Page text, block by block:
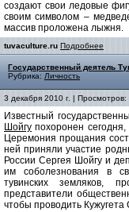
создают свои ледовые
своим символом –
массив проложена лыжня.
tuvaculture.ru Подробнее
Государственный деятель
Рубрика: Личность
3 декабря 2010 г. |
Известный
Шойгу похоронен
Церемония прощания
ней приняли участие
России Сергея Шойгу и
им соболезнования в
тувинских земляков,
представители
чтобы проводить